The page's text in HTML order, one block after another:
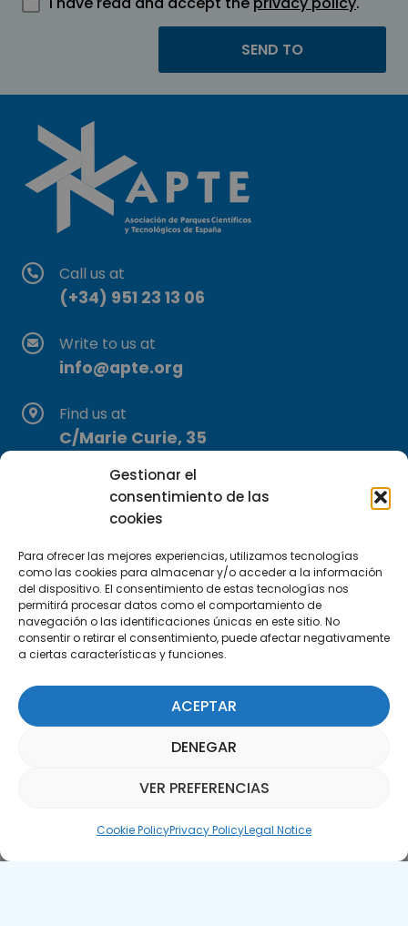
Gestionar el
consentimiento de las
cookies
Para ofrecer las mejores experiencias, utilizamos tecnologías
como las cookies para almacenar y/o acceder a la información
del dispositivo. El consentimiento de estas tecnologías nos
permitirá procesar datos como el comportamiento de
navegación o las identificaciones únicas en este sitio. No
consentir o retirar el consentimiento, puede afectar negativamente
a ciertas características y funciones.
ACEPTAR
DENEGAR
VER PREFERENCIAS
Cookie PolicyPrivacy PolicyLegal Notice
Call us at
(+34) 951 23 13 06
Write to us at
info@apte.org
Find us at
C/Marie Curie, 35
Subscribe to our Newsletter
SUBSCRIBE HERE